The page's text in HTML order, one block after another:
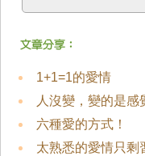
1+1=1的愛情
人沒變，變的是感
六種愛的方式！
太熟悉的愛情只剩